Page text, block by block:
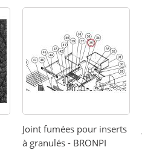
Joint fumées pour inserts
à granulés - BRONPI